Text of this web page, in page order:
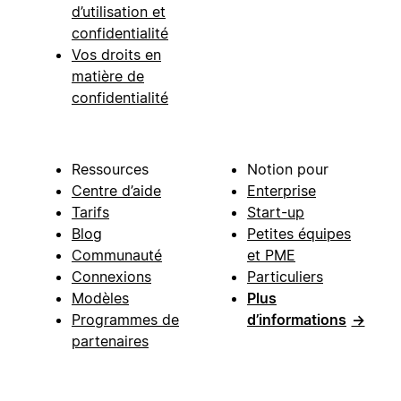
d’utilisation et
confidentialité
Vos droits en
matière de
confidentialité
Ressources
Centre d’aide
Tarifs
Blog
Communauté
Connexions
Modèles
Programmes de
partenaires
Notion pour
Enterprise
Start-up
Petites équipes
et PME
Particuliers
Plus
d’informations →